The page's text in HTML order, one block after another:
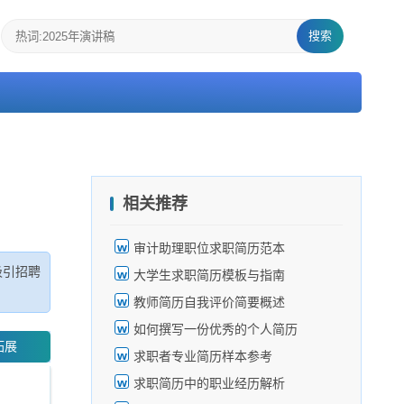
搜索
招聘
展
相关推荐
审计助理职位求职简历范本
大学生求职简历模板与指南
教师简历自我评价简要概述
如何撰写一份优秀的个人简历
求职者专业简历样本参考
求职简历中的职业经历解析